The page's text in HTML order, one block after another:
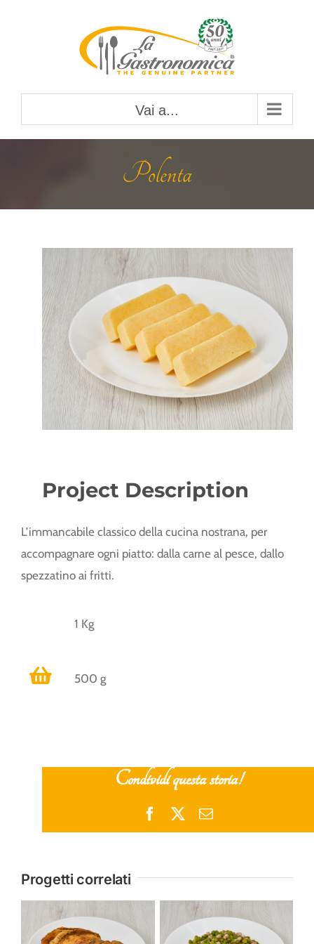
Vai a...
Polenta
Project Description
L’immancabile classico della cucina nostrana, per
accompagnare ogni piatto: dalla carne al pesce, dallo
spezzatino ai fritti.
1 Kg
500 g
Condividi questa storia!
FacebookEmail
Progetti correlati